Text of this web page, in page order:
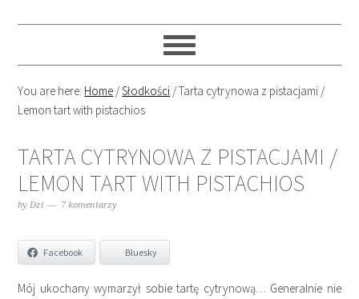
You are here: Home /Słodkości /Tarta cytrynowa z pistacjami /
Lemon tart with pistachios
TARTA CYTRYNOWA Z PISTACJAMI /
LEMON TART WITH PISTACHIOS
byDzi 7 komentarzy
Facebook Bluesky
Mój ukochany wymarzył sobie tartę cytrynową… Generalnie nie